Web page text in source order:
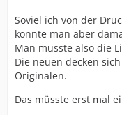
Soviel ich von der
konnte man aber
Man musste also die
Die neuen decken
Originalen.
Das müsste erst mal